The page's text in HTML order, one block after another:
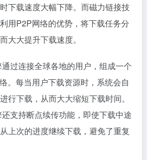
下载速度大幅下降。而磁力链接技
用P2P网络的优势，将下载任务分
大大提升下载速度。
过连接全球各地的用户，组成一个
。每当用户下载资源时，系统会自
行下载，从而大大缩短下载时间。
支持断点续传功能，即使下载中途
上次的进度继续下载，避免了重复